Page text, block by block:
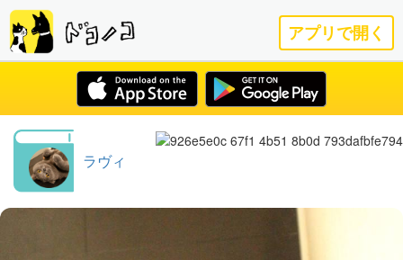
アプリで開く
ラヴィ